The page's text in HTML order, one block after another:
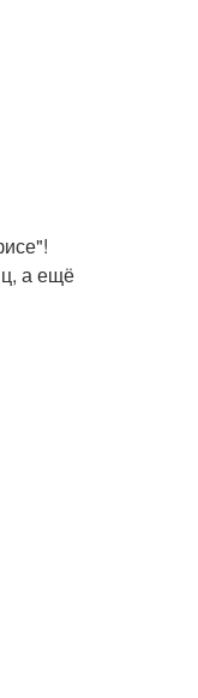
а ещё